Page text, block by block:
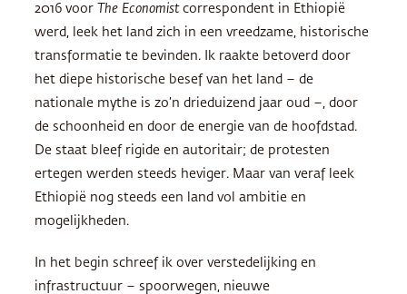
2016 voor The Economistcorrespondent in Ethiopië
werd, leek het land zich in een vreedzame, historische
transformatie te bevinden. Ik raakte betoverd door
het diepe historische besef van het land – de
nationale mythe is zo’n drieduizend jaar oud –, door
de schoonheid en door de energie van de hoofdstad.
De staat bleef rigide en autoritair; de protesten
ertegen werden steeds heviger. Maar van veraf leek
Ethiopië nog steeds een land vol ambitie en
mogelijkheden.
In het begin schreef ik over verstedelijking en
infrastructuur – spoorwegen, nieuwe